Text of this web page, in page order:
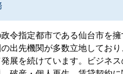
令指定都市である仙台市を
出先機関が多数立地してお
展を続けています。ビジネ